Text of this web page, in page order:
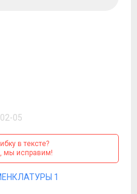
05
в тексте?
мы исправим!
1